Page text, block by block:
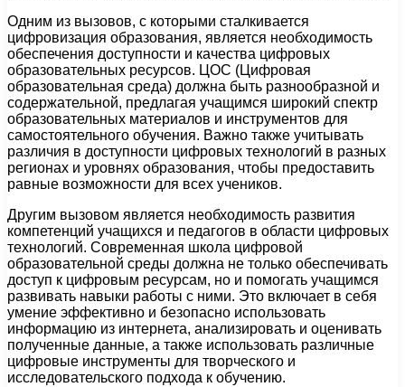
Одним из вызовов, с которыми сталкивается
цифровизация образования, является необходимость
обеспечения доступности и качества цифровых
образовательных ресурсов. ЦОС (Цифровая
образовательная среда) должна быть разнообразной и
содержательной, предлагая учащимся широкий спектр
образовательных материалов и инструментов для
самостоятельного обучения. Важно также учитывать
различия в доступности цифровых технологий в разных
регионах и уровнях образования, чтобы предоставить
равные возможности для всех учеников.
Другим вызовом является необходимость развития
компетенций учащихся и педагогов в области цифровых
технологий. Современная школа цифровой
образовательной среды должна не только обеспечивать
доступ к цифровым ресурсам, но и помогать учащимся
развивать навыки работы с ними. Это включает в себя
умение эффективно и безопасно использовать
информацию из интернета, анализировать и оценивать
полученные данные, а также использовать различные
цифровые инструменты для творческого и
исследовательского подхода к обучению.